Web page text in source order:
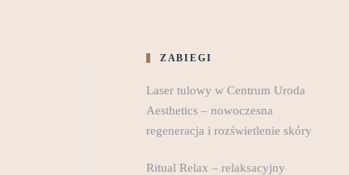
ZABIEGI
Laser tulowy w Centrum Uroda
Aesthetics – nowoczesna
regeneracja i rozświetlenie skóry
Ritual Relax – relaksacyjny